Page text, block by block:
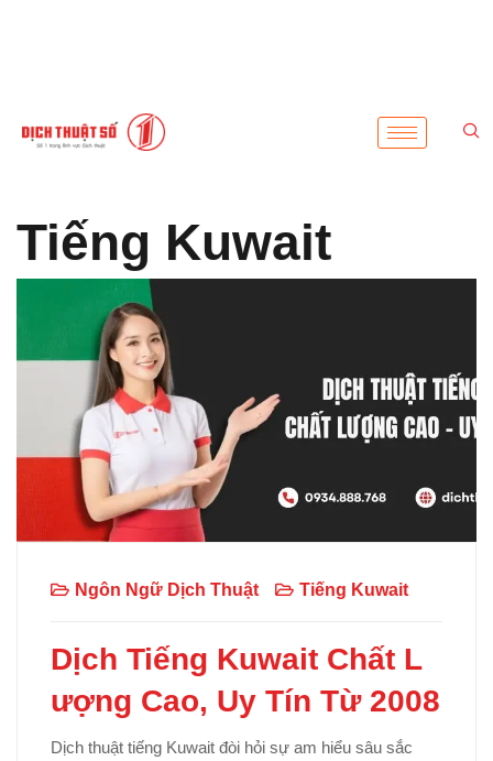
Tiếng Kuwait
Ngôn Ngữ Dịch Thuật Tiếng Kuwait
Dịch Tiếng Kuwait Chất L
ượng Cao, Uy Tín Từ 2008
Dịch thuật tiếng Kuwait đòi hỏi sự am hiểu sâu sắc